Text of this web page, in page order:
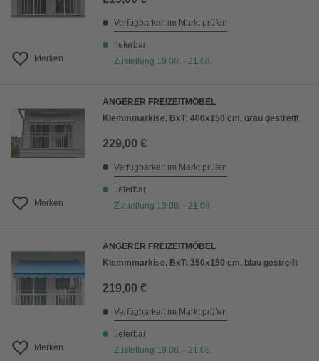
Merken
Verfügbarkeit im Markt prüfen
lieferbar
Zustellung 19.08. - 21.08.
Merken
ANGERER FREIZEITMÖBEL
Klemmmarkise, BxT: 400x150 cm, grau gestreift
229,00 €
Verfügbarkeit im Markt prüfen
lieferbar
Zustellung 19.08. - 21.08.
Merken
ANGERER FREIZEITMÖBEL
Klemmmarkise, BxT: 350x150 cm, blau gestreift
219,00 €
Verfügbarkeit im Markt prüfen
lieferbar
Zustellung 19.08. - 21.08.